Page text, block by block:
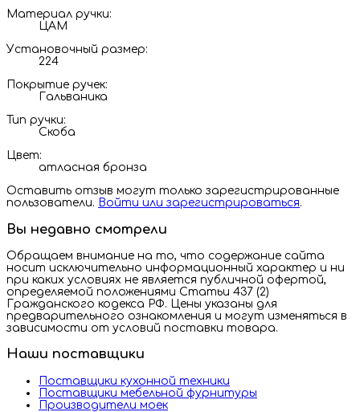
Материал ручки:
ЦАМ
Установочный размер:
224
Покрытие ручек:
Гальваника
Тип ручки:
Скоба
Цвет:
атласная бронза
Оставить отзыв могут только зарегистрированные
пользователи. Войти или зарегистрироваться.
Вы недавно смотрели
Обращаем внимание на то, что содержание сайта
носит исключительно информационный характер и ни
при каких условиях не является публичной офертой,
определяемой положениями Статьи 437 (2)
Гражданского кодекса РФ. Цены указаны для
предварительного ознакомления и могут изменяться в
зависимости от условий поставки товара.
Наши поставщики
Поставщики кухонной техники
Поставщики мебельной фурнитуры
Производители моек